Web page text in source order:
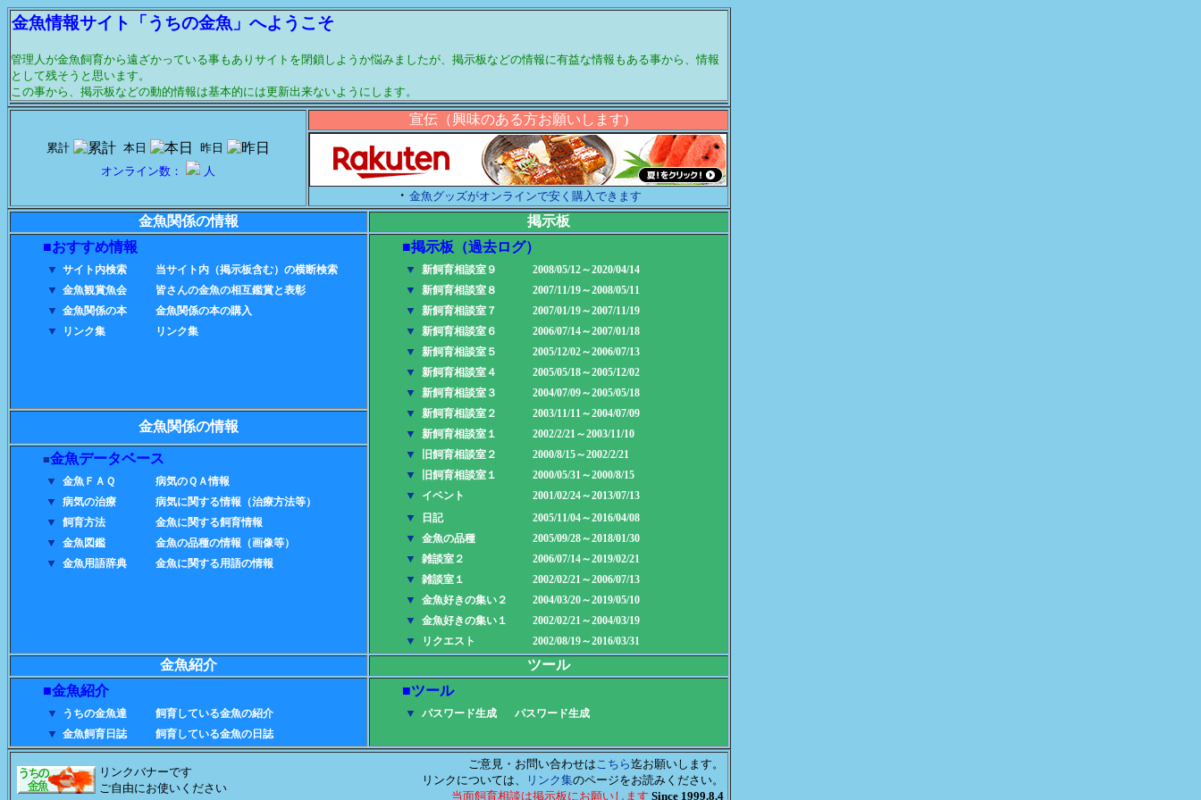
金魚情報サイト「うちの金魚」へようこそ
管理人が金魚飼育から遠ざかっている事もありサイトを閉鎖しようか悩みましたが、掲示板などの情報に有益な情報もある事から、情報
として残そうと思います。
この事から、掲示板などの動的情報は基本的には更新出来ないようにします。
累計 本日
昨日
オンライン数：
人
宣伝（興味のある方お願いします)
・ 金魚グッズがオンラインで安く購入できます
金魚関係の情報
掲示板
■おすすめ情報
▼ サイト内検索 当サイト内（掲示板含む）の横断検索
▼ 金魚観賞魚会 皆さんの金魚の相互鑑賞と表彰
▼ 金魚関係の本 金魚関係の本の購入
▼ リンク集 リンク集
■掲示板（過去ログ）
▼ 新飼育相談室９ 2008/05/12～2020/04/14
▼ 新飼育相談室８ 2007/11/19～2008/05/11
▼ 新飼育相談室７ 2007/01/19～2007/11/19
▼ 新飼育相談室６ 2006/07/14～2007/01/18
▼ 新飼育相談室５ 2005/12/02～2006/07/13
▼ 新飼育相談室４ 2005/05/18～2005/12/02
▼ 新飼育相談室３ 2004/07/09～2005/05/18
▼ 新飼育相談室２ 2003/11/11～2004/07/09
▼ 新飼育相談室１ 2002/2/21～2003/11/10
▼ 旧飼育相談室２ 2000/8/15～2002/2/21
▼ 旧飼育相談室１ 2000/05/31～2000/8/15
▼ イベント 2001/02/24～2013/07/13
▼ 日記 2005/11/04～2016/04/08
▼ 金魚の品種 2005/09/28～2018/01/30
▼ 雑談室２ 2006/07/14～2019/02/21
▼ 雑談室１ 2002/02/21～2006/07/13
▼ 金魚好きの集い２ 2004/03/20～2019/05/10
▼ 金魚好きの集い１ 2002/02/21～2004/03/19
▼ リクエスト 2002/08/19～2016/03/31
金魚関係の情報
■金魚データベース
▼ 金魚ＦＡＱ 病気のＱＡ情報
▼ 病気の治療 病気に関する情報（治療方法等）
▼ 飼育方法 金魚に関する飼育情報
▼ 金魚図鑑 金魚の品種の情報（画像等）
▼ 金魚用語辞典 金魚に関する用語の情報
金魚紹介
ツール
■金魚紹介
▼ うちの金魚達 飼育している金魚の紹介
▼ 金魚飼育日誌 飼育している金魚の日誌
■ツール
▼ パスワード生成 パスワード生成
リンクバナーです
ご自由にお使いください
ご意見・お問い合わせはこちら迄お願いします。
リンクについては、
リンク集のページをお読みください。
当面飼育相談は掲示板にお願いします Since 1999.8.4